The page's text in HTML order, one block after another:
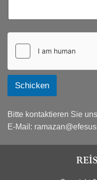
Schicken
Bitte kontaktieren Sie
E-Mail: